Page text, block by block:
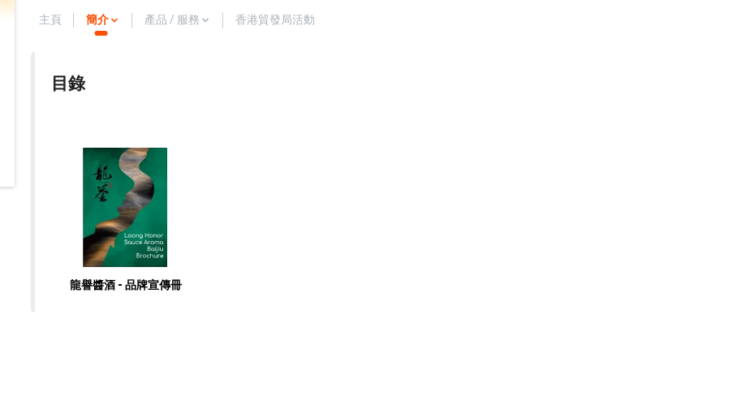
主頁 簡介 產品 / 服務 香港貿發局活動
目錄
龍譽醬酒 - 品牌宣傳冊